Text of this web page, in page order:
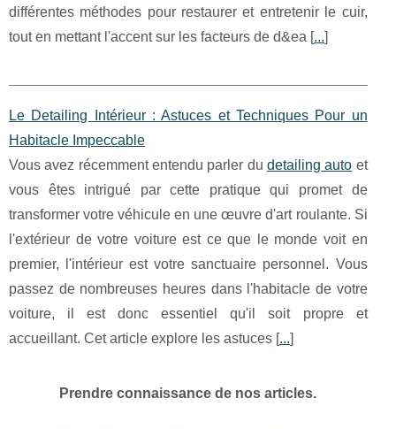
différentes méthodes pour restaurer et entretenir le cuir,
tout en mettant l'accent sur les facteurs de d&ea [...]
Le Detailing Intérieur : Astuces et Techniques Pour un
Habitacle Impeccable
Vous avez récemment entendu parler du detailing auto et
vous êtes intrigué par cette pratique qui promet de
transformer votre véhicule en une œuvre d'art roulante. Si
l'extérieur de votre voiture est ce que le monde voit en
premier, l'intérieur est votre sanctuaire personnel. Vous
passez de nombreuses heures dans l'habitacle de votre
voiture, il est donc essentiel qu'il soit propre et
accueillant. Cet article explore les astuces [...]
Prendre connaissance de nos articles.